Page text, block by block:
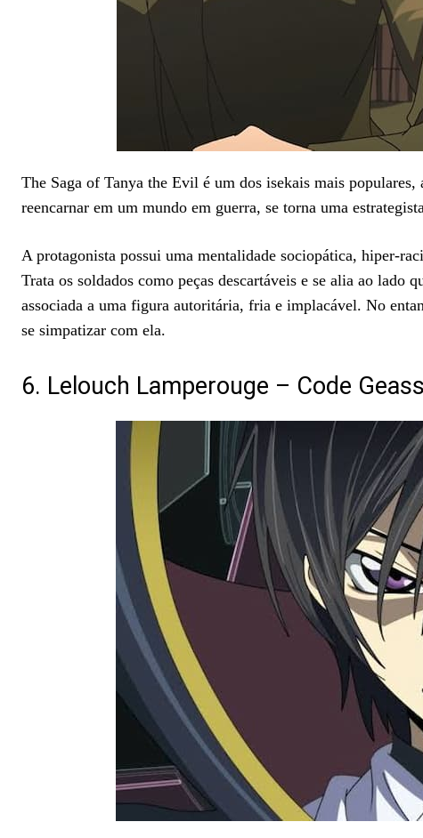
The Saga of Tanya the Evil é um dos isekais mais
reencarnar em um mundo em guerra, se torna uma
A protagonista possui uma mentalidade sociopática, hiper-
Trata os soldados como peças descartáveis ​​e se alia ao lado
associada a uma figura autoritária, fria e implacável. No
se simpatizar com ela.
6. Lelouch Lamperouge – Code Geass